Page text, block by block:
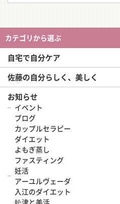
カテゴリから選ぶ
自宅で自分ケア
佐藤の自分らしく、美しく
お知らせ
イベント
ブログ
カップルセラピー
ダイエット
よもぎ蒸し
ファスティング
妊活
アーユルヴェーダ
入江のダイエット